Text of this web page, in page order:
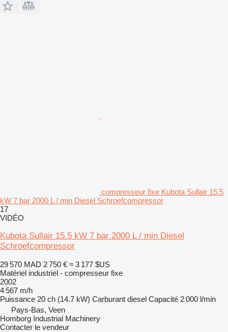
compresseur fixe Kubota Sullair 15.5
kW 7 bar 2000 L / min Diesel Schroefcompressor
17
VIDÉO
Kubota Sullair 15.5 kW 7 bar 2000 L / min Diesel
Schroefcompressor
29 570 MAD 2 750 € ≈ 3 177 $US
Matériel industriel - compresseur fixe
2002
4 567 m/h
Puissance 20 ch (14.7 kW) Carburant diesel Capacité 2 000 l/min
Pays-Bas, Veen
Homborg Industrial Machinery
Contacter le vendeur